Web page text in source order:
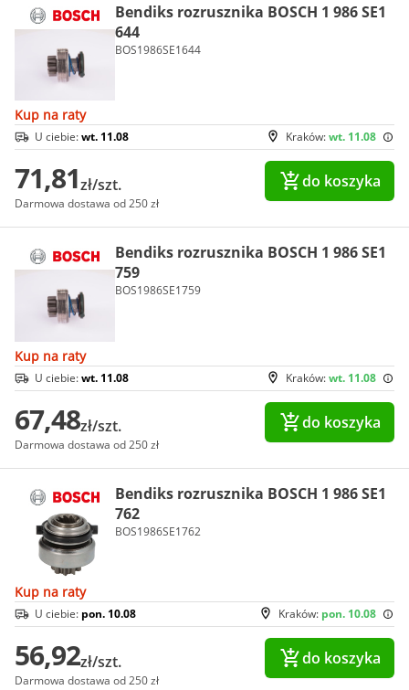
Bendiks rozrusznika BOSCH 1 986 SE1
644
BOS1986SE1644
Kup na raty
Kraków:wt. 11.08
U ciebie:wt. 11.08
71,81zł/szt.
Darmowa dostawa od 250 zł
do koszyka
Bendiks rozrusznika BOSCH 1 986 SE1
759
BOS1986SE1759
Kup na raty
Kraków:wt. 11.08
U ciebie:wt. 11.08
67,48zł/szt.
Darmowa dostawa od 250 zł
do koszyka
Bendiks rozrusznika BOSCH 1 986 SE1
762
BOS1986SE1762
Kup na raty
Kraków: pon. 10.08
U ciebie: pon. 10.08
56,92zł/szt.
Darmowa dostawa od 250 zł
do koszyka